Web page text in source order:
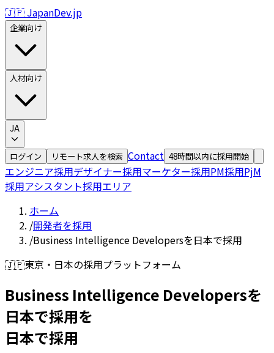
🇯🇵 JapanDev.jp
企業向け
人材向け
JA
ログイン リモート求人を検索 Contact 48時間以内に採用開始
エンジニア採用デザイナー採用マーケター採用PM採用PjM
採用アシスタント採用エリア
ホーム
/開発者を採用
/Business Intelligence Developersを日本で採用
🇯🇵東京・日本の採用プラットフォーム
Business Intelligence Developersを
日本で採用を
日本で採用